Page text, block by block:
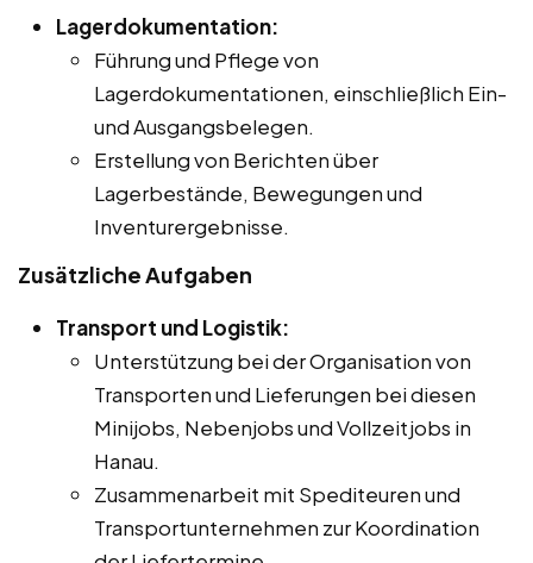
Lagerdokumentation:
Führung und Pflege von
Lagerdokumentationen, einschließlich Ein-
und Ausgangsbelegen.
Erstellung von Berichten über
Lagerbestände, Bewegungen und
Inventurergebnisse.
Zusätzliche Aufgaben
Transport und Logistik:
Unterstützung bei der Organisation von
Transporten und Lieferungen bei diesen
Minijobs, Nebenjobs und Vollzeitjobs in
Hanau.
Zusammenarbeit mit Spediteuren und
Transportunternehmen zur Koordination